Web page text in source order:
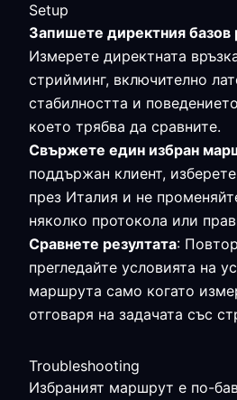
Setup
Запишете директния базов
Измерете директната
стрийминг, включително
стабилността и
което трябва да сравните.
Свържете един избран
поддържан клиент,
през Италия и не
няколко протокола или
Сравнете резултата:
прегледайте условията на
маршрута само когато
отговаря на задачата със
Troubleshooting
Избраният маршрут е по-